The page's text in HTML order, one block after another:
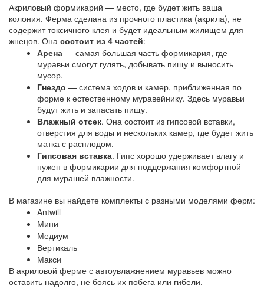
Акриловый формикарий — место, где будет жить ваша
колония. Ферма сделана из прочного пластика (акрила), не
содержит токсичного клея и будет идеальным жилищем для
жнецов. Она состоит из 4 частей:
Арена — самая большая часть формикария, где
муравьи смогут гулять, добывать пищу и выносить
мусор.
Гнездо — система ходов и камер, приближенная по
форме к естественному муравейнику. Здесь муравьи
будут жить и запасать пищу.
Влажный отсек. Она состоит из гипсовой вставки,
отверстия для воды и нескольких камер, где будет жить
матка с расплодом.
Гипсовая вставка. Гипс хорошо удерживает влагу и
нужен в формикарии для поддержания комфортной
для мурашей влажности.
В магазине вы найдете комплекты с разными моделями ферм:
Antwill
Мини
Медиум
Вертикаль
Макси
В акриловой ферме с автоувлажнением муравьев можно
оставить надолго, не боясь их побега или гибели.